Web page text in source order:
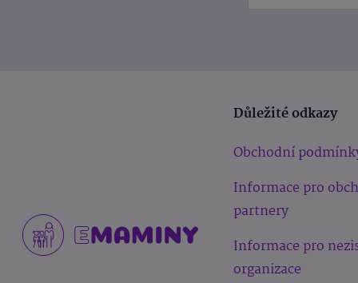
Důležité odkazy
Obchodní
Informace pro
partnery
Informace pro
organizace